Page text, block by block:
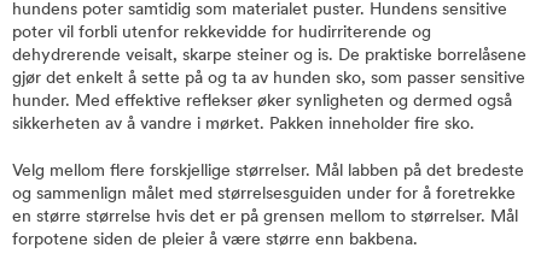
hundens poter samtidig som materialet puster. Hundens sensitive
poter vil forbli utenfor rekkevidde for hudirriterende og
dehydrerende veisalt, skarpe steiner og is. De praktiske borrelåsene
gjør det enkelt å sette på og ta av hunden sko, som passer sensitive
hunder. Med effektive reflekser øker synligheten og dermed også
sikkerheten av å vandre i mørket. Pakken inneholder fire sko.
Velg mellom flere forskjellige størrelser. Mål labben på det bredeste
og sammenlign målet med størrelsesguiden under for å foretrekke
en større størrelse hvis det er på grensen mellom to størrelser. Mål
forpotene siden de pleier å være større enn bakbena.